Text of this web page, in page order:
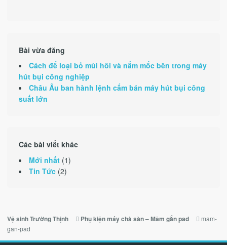
Bài vừa đăng
Cách để loại bỏ mùi hôi và nấm mốc bên trong máy
hút bụi công nghiệp
Châu Âu ban hành lệnh cấm bán máy hút bụi công
suất lớn
Các bài viết khác
Mới nhất(1)
Tin Tức(2)
Vệ sinh Trường Thịnh Phụ kiện máy chà sàn – Mâm gắn pad
mam-
gan-pad